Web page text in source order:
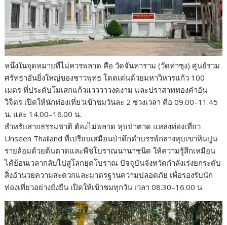
หนึ่งในจุดหมายที่ไม่ควรพลาด คือ วัดจันทาราม (วัดท่าซุง) ศูนย์รวม
ศรัทธาอันยิ่งใหญ่ของชาวพุทธ โดดเด่นด้วยมหาวิหารแก้ว 100
เมตร ที่ประดับโมเสกแก้วแวววาวงดงาม และปราสาททองคำอัน
วิจิตร เปิดให้นักท่องเที่ยวเข้าชมวันละ 2 ช่วงเวลา คือ 09.00–11.45
น. และ 14.00–16.00 น.
สำหรับสายธรรมชาติ ต้องไม่พลาด หุบป่าตาด แหล่งท่องเที่ยว
Unseen Thailand ที่เปรียบเสมือนป่าดึกดำบรรพ์กลางหุบเขาหินปูน
รายล้อมด้วยต้นตาดและพืชโบราณนานาชนิด ให้ความรู้สึกเหมือน
ได้ย้อนเวลากลับไปสู่โลกยุคโบราณ ปัจจุบันจังหวัดกำลังเร่งยกระดับ
สิ่งอำนวยความสะดวกและมาตรฐานความปลอดภัย เพื่อรองรับนัก
ท่องเที่ยวอย่างยั่งยืน เปิดให้เข้าชมทุกวัน เวลา 08.30–16.00 น.